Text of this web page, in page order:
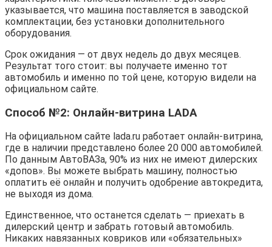
указывается, что машина поставляется в заводской
комплектации, без установки дополнительного
оборудования.
Срок ожидания — от двух недель до двух месяцев.
Результат того стоит: вы получаете именно тот
автомобиль и именно по той цене, которую видели на
официальном сайте.
Способ №2: Онлайн-витрина LADA
На официальном сайте lada.ru работает онлайн-витрина,
где в наличии представлено более 20 000 автомобилей.
По данным АвтоВАЗа, 90% из них не имеют дилерских
«допов». Вы можете выбрать машину, полностью
оплатить её онлайн и получить одобрение автокредита,
не выходя из дома.
Единственное, что останется сделать — приехать в
дилерский центр и забрать готовый автомобиль.
Никаких навязанных ковриков или «обязательных»